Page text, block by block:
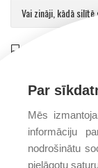
Vai zināji, kādā silītē
Par
Mēs
informāciju
nodrošinātu
pielāgotu